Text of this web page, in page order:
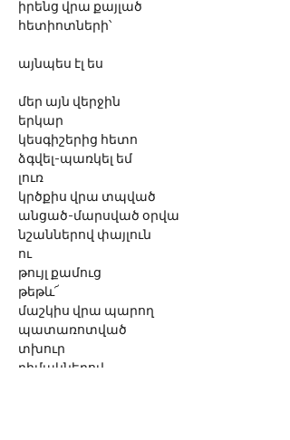
իրենց վրա քայլած
հետիոտների՝
այնպես էլ ես
մեր այն վերջին
երկար
կեսգիշերից հետո
ձգվել-պառկել եմ
լուռ
կրծքիս վրա տպված
անցած-մարսված օրվա
նշաններով փայլուն
ու
թույլ քամուց
թեթև՜
մաշկիս վրա պարող
պատառոտված
տխուր
դիմակներով